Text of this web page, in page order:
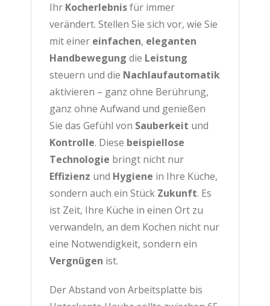
Ihr Kocherlebnisfür immer
verändert. Stellen Sie sich vor, wie Sie
mit einer einfachen, eleganten
Handbewegung die Leistung
steuern und die Nachlaufautomatik
aktivieren – ganz ohne Berührung,
ganz ohne Aufwand und genießen
Sie das Gefühl von Sauberkeit und
Kontrolle. Diese beispiellose
Technologie bringt nicht nur
Effizienz und Hygiene in Ihre Küche,
sondern auch ein Stück Zukunft. Es
ist Zeit, Ihre Küche in einen Ort zu
verwandeln, an dem Kochen nicht nur
eine Notwendigkeit, sondern ein
Vergnügen ist.
Der Abstand von Arbeitsplatte bis